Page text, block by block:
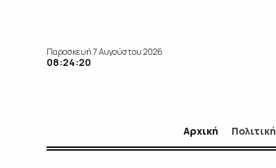
Παρασκευή 7 Αυγούστου 2026
08:24:22
Αρχική Πολιτική